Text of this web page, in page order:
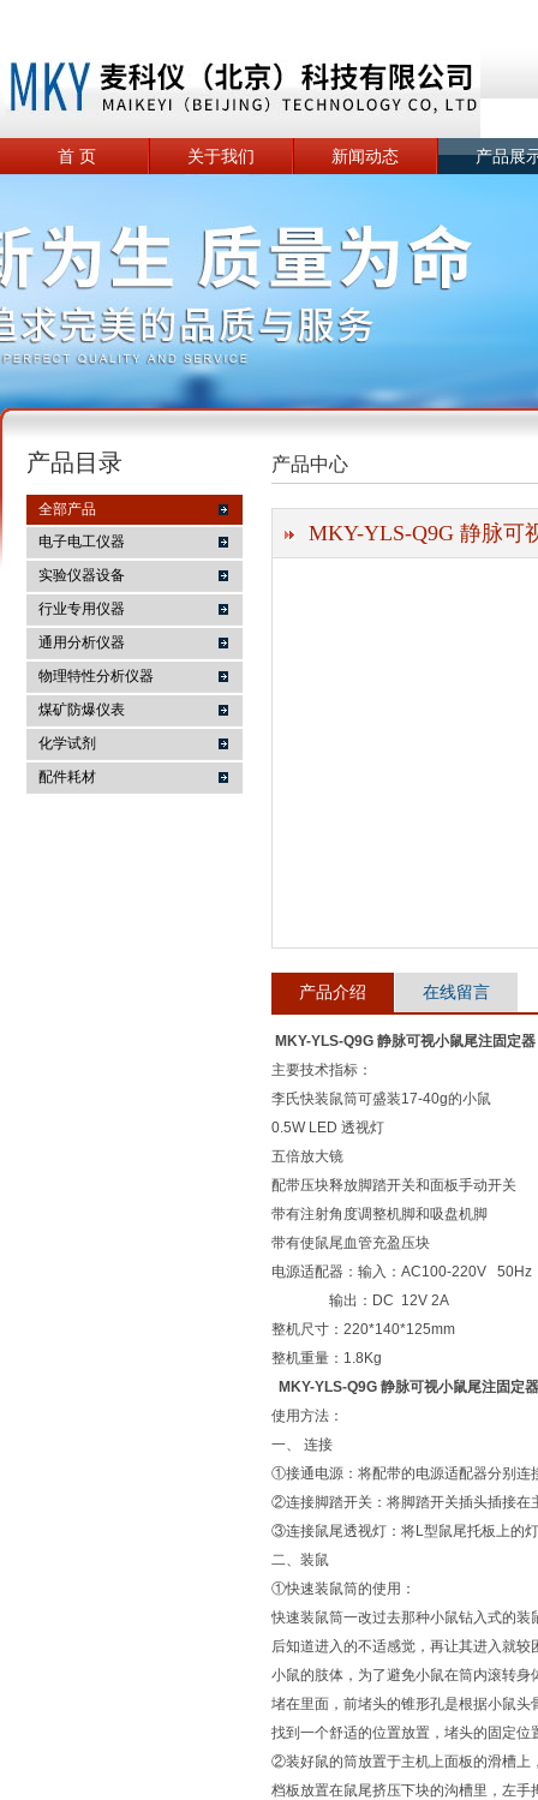
麦科仪（北京）科技有限公司
首 页 关于我们 新闻动态 产品展
产品目录
全部产品
电子电工仪器
实验仪器设备
行业专用仪器
通用分析仪器
物理特性分析仪器
煤矿防爆仪表
化学试剂
配件耗材
产品中心
MKY-YLS-Q9G 静脉可
产品介绍 在线留言
MKY-YLS-Q9G 静脉可视小鼠尾注固定器
主要技术指标：
李氏快装鼠筒可盛装17-40g的小鼠
0.5W LED 透视灯
五倍放大镜
配带压块释放脚踏开关和面板手动开关
带有注射角度调整机脚和吸盘机脚
带有使鼠尾血管充盈压块
电源适配器：输入：AC100-220V 50Hz
输出：DC 12V 2A
整机尺寸：220*140*125mm
整机重量：1.8Kg
MKY-YLS-Q9G 静脉可视小鼠尾注固定器
使用方法：
一、 连接
①接通电源：将配带的电源适配器分别连
②连接脚踏开关：将脚踏开关插头插接在
③连接鼠尾透视灯：将L型鼠尾托板上的
二、装鼠
①快速装鼠筒的使用：
快速装鼠筒一改过去那种小鼠钻入式的
后知道进入的不适感觉，再让其进入就
小鼠的肢体，为了避免小鼠在筒内滚转
堵在里面，前堵头的锥形孔是根据小鼠
找到一个舒适的位置放置，堵头的固定
②装好鼠的筒放置于主机上面板的滑槽上
档板放置在鼠尾挤压下块的沟槽里，左